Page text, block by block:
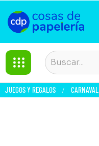
JUEGOS Y REGALOS CARNAVAL